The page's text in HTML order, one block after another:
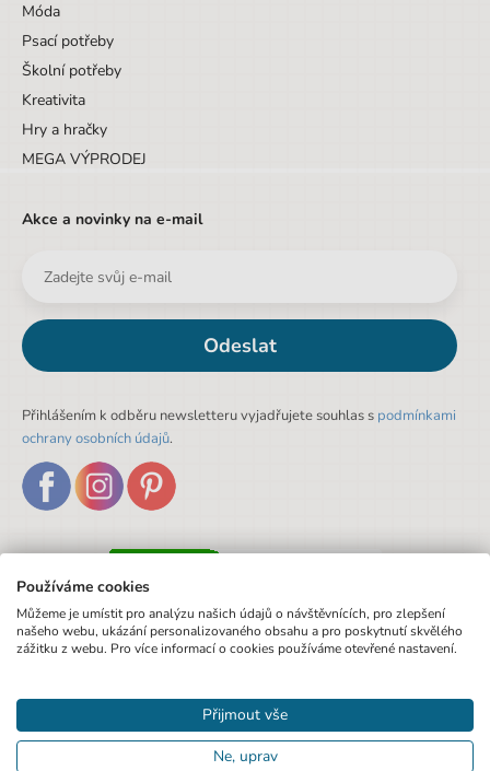
Móda
Psací potřeby
Školní potřeby
Kreativita
Hry a hračky
MEGA VÝPRODEJ
Akce a novinky na e-mail
Odeslat
Přihlášením k odběru newsletteru vyjadřujete souhlas s podmínkami
ochrany osobních údajů.
Používáme cookies
Můžeme je umístit pro analýzu našich údajů o návštěvnících, pro zlepšení
našeho webu, ukázání personalizovaného obsahu a pro poskytnutí skvělého
zážitku z webu. Pro více informací o cookies používáme otevřené nastavení.
Přijmout vše
Ne, uprav